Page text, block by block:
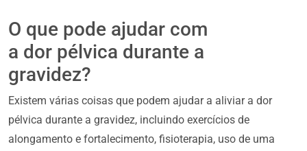
O que pode ajudar com
a dor pélvica durante a
gravidez?
Existem várias coisas que podem ajudar a aliviar a dor
pélvica durante a gravidez, incluindo exercícios de
alongamento e fortalecimento, fisioterapia, uso de uma